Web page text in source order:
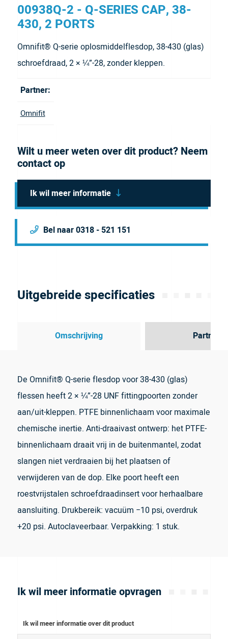
00938Q-2 - Q-SERIES CAP, 38-
430, 2 PORTS
Omnifit® Q-serie oplosmiddelflesdop, 38-430 (glas)
schroefdraad, 2 × ¼”-28, zonder kleppen.
Partner:
Omnifit
Wilt u meer weten over dit product? Neem
contact op
Ik wil meer informatie
Bel naar 0318 - 521 151
Uitgebreide specificaties
Omschrijving Partner
De Omnifit® Q-serie flesdop voor 38-430 (glas)
flessen heeft 2 × ¼”-28 UNF fittingpoorten zonder
aan/uit-kleppen. PTFE binnenlichaam voor maximale
chemische inertie. Anti-draaivast ontwerp: het PTFE-
binnenlichaam draait vrij in de buitenmantel, zodat
slangen niet verdraaien bij het plaatsen of
verwijderen van de dop. Elke poort heeft een
roestvrijstalen schroefdraadinsert voor herhaalbare
aansluiting. Drukbereik: vacuüm −10 psi, overdruk
+20 psi. Autoclaveerbaar. Verpakking: 1 stuk.
Ik wil meer informatie opvragen
Ik wil meer informatie over dit product